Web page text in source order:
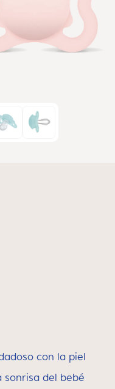
con la piel
del bebé